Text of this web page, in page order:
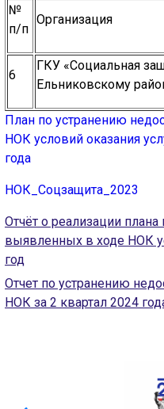
№
п/п
Организация
6
ГКУ «Социальная
Ельниковскому
План по устранению
НОК условий оказания
года
НОК_Соцзащита_2023
Отчёт о реализации
выявленных в ходе НОК
год
Отчет по устранению
НОК за 2 квартал 2024